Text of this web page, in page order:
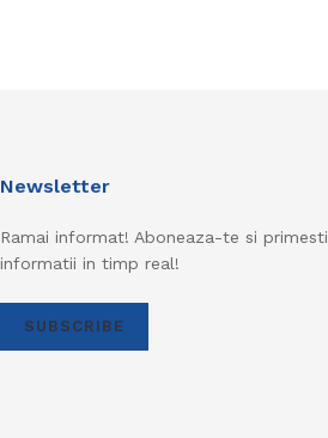
Newsletter
Ramai informat! Aboneaza-te si primesti
informatii in timp real!
SUBSCRIBE